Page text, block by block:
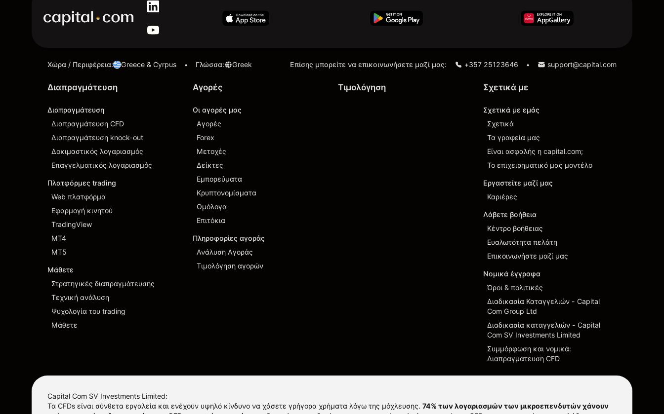
Χώρα / Περιφέρεια: Greece & Cyrpus • Γλώσσα: Greek Επίσης μπορείτε να επικοινωνήσετε μαζί μας: +357 25123646 • support@capital.com
Διαπραγμάτευση
Διαπραγμάτευση
Διαπραγμάτευση CFD
Διαπραγμάτευση knock-out
Δοκιμαστικός λογαριασμός
Επαγγελματικός λογαριασμός
Πλατφόρμες trading
Web πλατφόρμα
Εφαρμογή κινητού
TradingView
MT4
MT5
Μάθετε
Στρατηγικές διαπραγμάτευσης
Τεχνική ανάλυση
Ψυχολογία του trading
Μάθετε
Αγορές
Οι αγορές μας
Αγορές
Forex
Μετοχές
Δείκτες
Εμπορεύματα
Κρυπτονομίσματα
Ομόλογα
Επιτόκια
Πληροφορίες αγοράς
Ανάλυση Αγοράς
Τιμολόγηση αγορών
Τιμολόγηση Σχετικά με
Σχετικά με εμάς
Σχετικά
Τα γραφεία μας
Είναι ασφαλής η capital.com;
Το επιχειρηματικό μας μοντέλο
Εργαστείτε μαζί μας
Καριέρες
Λάβετε βοήθεια
Κέντρο βοήθειας
Ευαλωτότητα πελάτη
Επικοινωνήστε μαζί μας
Νομικά έγγραφα
Όροι & πολιτικές
Διαδικασία Καταγγελιών - Capital
Com Group Ltd
Διαδικασία καταγγελιών - Capital
Com SV Investments Limited
Συμμόρφωση και νομικά:
Διαπραγμάτευση CFD
Capital Com SV Investments Limited:
Τα CFDs είναι σύνθετα εργαλεία και ενέχουν υψηλό κίνδυνο να χάσετε γρήγορα χρήματα λόγω της μόχλευσης. 74% των λογαριασμών των μικροεπενδυτών χάνουν